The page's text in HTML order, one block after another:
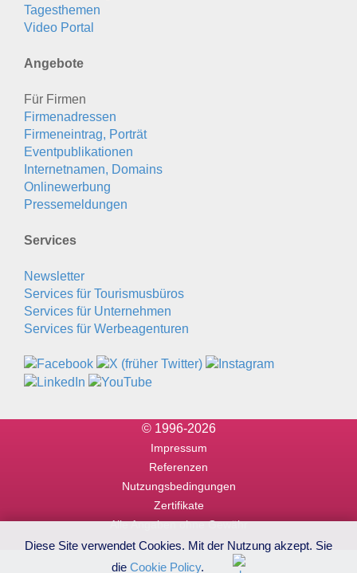
Tagesthemen
Video Portal
Angebote
Für Firmen
Firmenadressen
Firmeneintrag, Porträt
Eventpublikationen
Internetnamen, Domains
Onlinewerbung
Pressemeldungen
Services
Newsletter
Services für Tourismusbüros
Services für Unternehmen
Services für Werbeagenturen
© 1996-2026
Impressum
Referenzen
Nutzungsbedingungen
Zertifikate
Alle Angaben ohne Gewähr
Diese Site verwendet Cookies. Mit der Nutzung akzept. Sie
die Cookie Policy.